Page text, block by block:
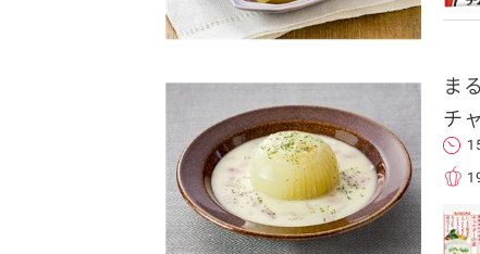
後、そのメールを転送し
ま
チ